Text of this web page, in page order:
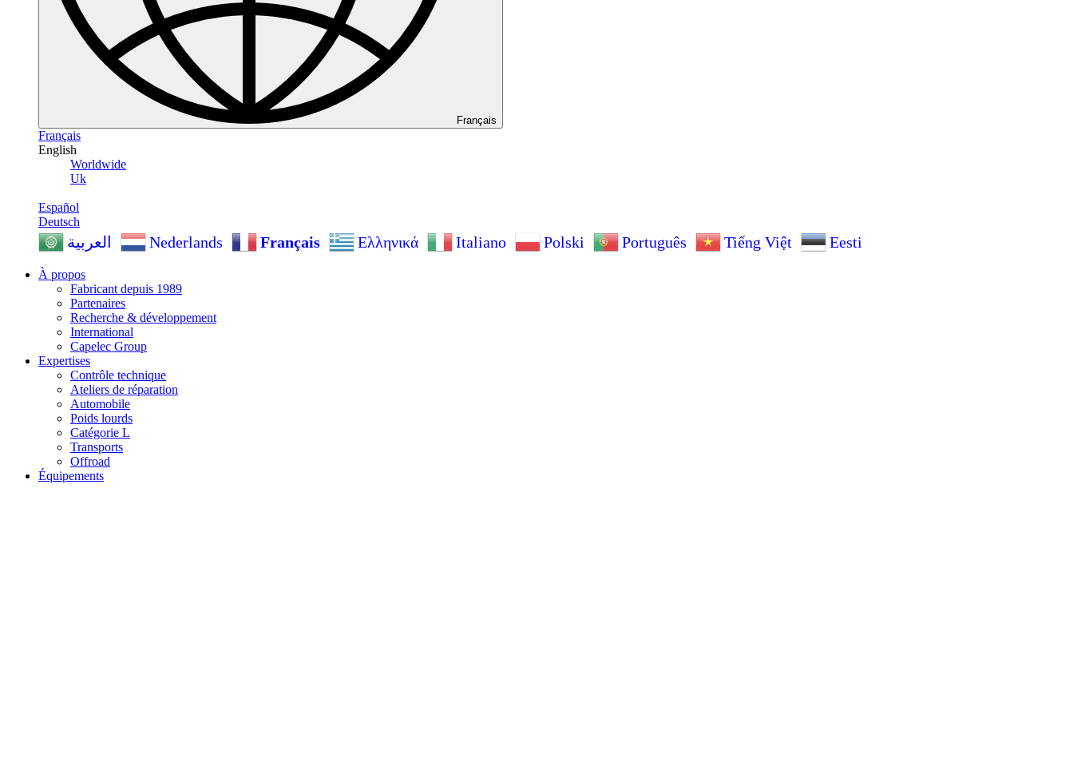
Français
Français
English
Worldwide
Uk
Español
Deutsch
العربية Nederlands Français Ελληνικά Italiano Polski Português Tiếng Việt Eesti
À propos
Fabricant depuis 1989
Partenaires
Recherche & développement
International
Capelec Group
Expertises
Contrôle technique
Ateliers de réparation
Automobile
Poids lourds
Catégorie L
Transports
Offroad
Équipements